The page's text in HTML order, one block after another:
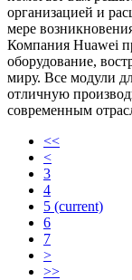
организацией и
мере
Компания Huawei
оборудование,
миру. Все модули
отличную
современным
<<
<
3
4
5 (current)
6
7
>
>>